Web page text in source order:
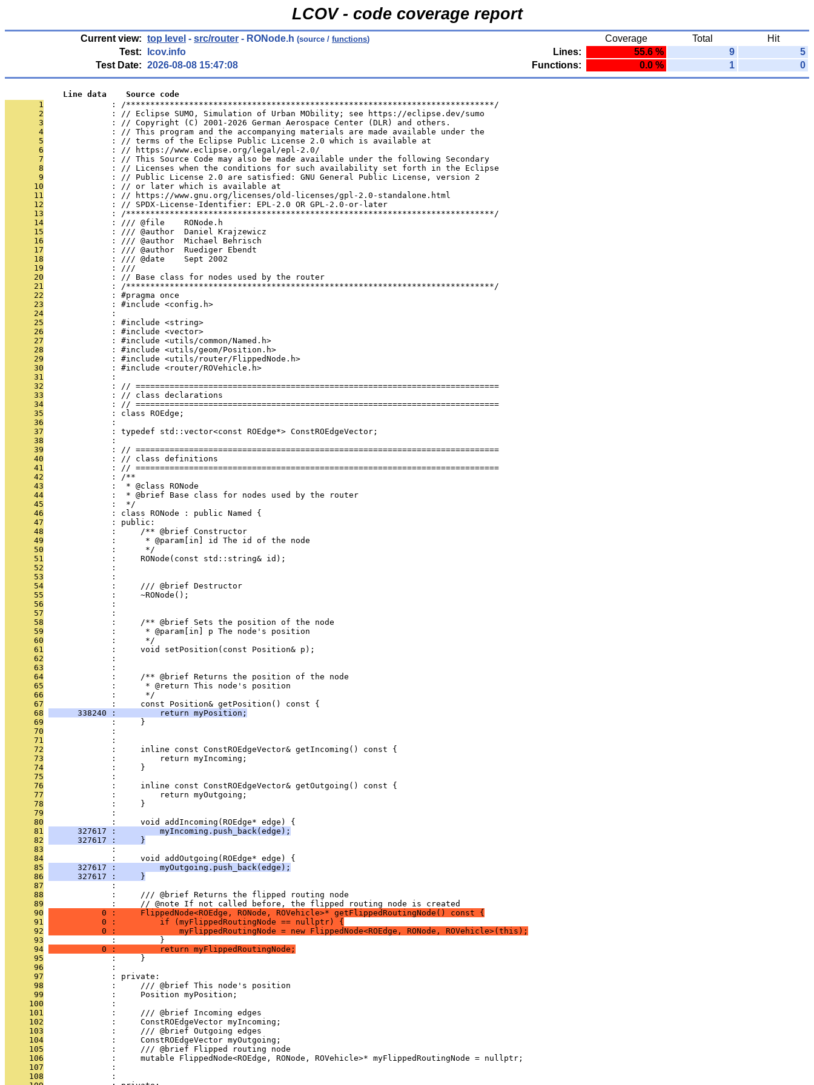
LCOV - code coverage report
Current view: top level - src/router - RONode.h (source / functions) Coverage Total
Hit
Test:
lcov.info Lines: 55.6 % 9
5
Test Date: 2026-08-08 15:47:08 Functions: 0.0 % 1 0
            Line data    Source code
       1
              : /****************************************************************************/
       2
              : // Eclipse SUMO, Simulation of Urban MObility; see https://eclipse.dev/sumo
       3
              : // Copyright (C) 2001-2026 German Aerospace Center (DLR) and others.
       4
              : // This program and the accompanying materials are made available under the
       5
              : // terms of the Eclipse Public License 2.0 which is available at
       6
              : // https://www.eclipse.org/legal/epl-2.0/
       7
              : // This Source Code may also be made available under the following Secondary
       8
              : // Licenses when the conditions for such availability set forth in the Eclipse
       9
              : // Public License 2.0 are satisfied: GNU General Public License, version 2
      10
              : // or later which is available at
      11
              : // https://www.gnu.org/licenses/old-licenses/gpl-2.0-standalone.html
      12
              : // SPDX-License-Identifier: EPL-2.0 OR GPL-2.0-or-later
      13
              : /****************************************************************************/
      14
              : /// @file    RONode.h
      15
              : /// @author  Daniel Krajzewicz
      16
              : /// @author  Michael Behrisch
      17
              : /// @author  Ruediger Ebendt
      18
              : /// @date    Sept 2002
      19
              : ///
      20
              : // Base class for nodes used by the router
      21
              : /****************************************************************************/
      22
              : #pragma once
      23
              : #include <config.h>
      24
              :
      25
              : #include <string>
      26
              : #include <vector>
      27
              : #include <utils/common/Named.h>
      28
              : #include <utils/geom/Position.h>
      29
              : #include <utils/router/FlippedNode.h>
      30
              : #include <router/ROVehicle.h>
      31
              :
      32
              : // ===========================================================================
      33
              : // class declarations
      34
              : // ===========================================================================
      35
              : class ROEdge;
      36
              :
      37
              : typedef std::vector<const ROEdge*> ConstROEdgeVector;
      38
              :
      39
              : // ===========================================================================
      40
              : // class definitions
      41
              : // ===========================================================================
      42
              : /**
      43
              :  * @class RONode
      44
              :  * @brief Base class for nodes used by the router
      45
              :  */
      46
              : class RONode : public Named {
      47
              : public:
      48
              :     /** @brief Constructor
      49
              :      * @param[in] id The id of the node
      50
              :      */
      51
              :     RONode(const std::string& id);
      52
              :
      53
              :
      54
              :     /// @brief Destructor
      55
              :     ~RONode();
      56
              :
      57
              :
      58
              :     /** @brief Sets the position of the node
      59
              :      * @param[in] p The node's position
      60
              :      */
      61
              :     void setPosition(const Position& p);
      62
              :
      63
              :
      64
              :     /** @brief Returns the position of the node
      65
              :      * @return This node's position
      66
              :      */
      67
              :     const Position& getPosition() const {
      68
      338240 :         return myPosition;
      69
              :     }
      70
              :
      71
              :
      72
              :     inline const ConstROEdgeVector& getIncoming() const {
      73
              :         return myIncoming;
      74
              :     }
      75
              :
      76
              :     inline const ConstROEdgeVector& getOutgoing() const {
      77
              :         return myOutgoing;
      78
              :     }
      79
              :
      80
              :     void addIncoming(ROEdge* edge) {
      81
      327617 :         myIncoming.push_back(edge);
      82
      327617 :     }
      83
              :
      84
              :     void addOutgoing(ROEdge* edge) {
      85
      327617 :         myOutgoing.push_back(edge);
      86
      327617 :     }
      87
              :
      88
              :     /// @brief Returns the flipped routing node
      89
              :     // @note If not called before, the flipped routing node is created
      90
           0 :     FlippedNode<ROEdge, RONode, ROVehicle>* getFlippedRoutingNode() const {
      91
           0 :         if (myFlippedRoutingNode == nullptr) {
      92
           0 :             myFlippedRoutingNode = new FlippedNode<ROEdge, RONode, ROVehicle>(this);
      93
              :         }
      94
           0 :         return myFlippedRoutingNode;
      95
              :     }
      96
              :
      97
              : private:
      98
              :     /// @brief This node's position
      99
              :     Position myPosition;
     100
              :
     101
              :     /// @brief Incoming edges
     102
              :     ConstROEdgeVector myIncoming;
     103
              :     /// @brief Outgoing edges
     104
              :     ConstROEdgeVector myOutgoing;
     105
              :     /// @brief Flipped routing node
     106
              :     mutable FlippedNode<ROEdge, RONode, ROVehicle>* myFlippedRoutingNode = nullptr;
     107
              :
     108
              :